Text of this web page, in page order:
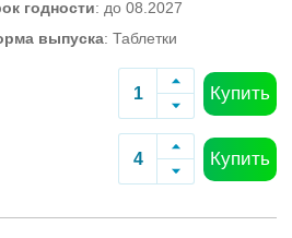
годности: до 08.2027
выпуска: Таблетки
Купить
Купить